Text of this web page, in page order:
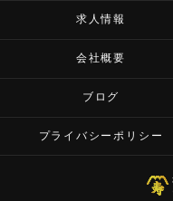
求人情報
会社概要
ブログ
プライバシーポリシー